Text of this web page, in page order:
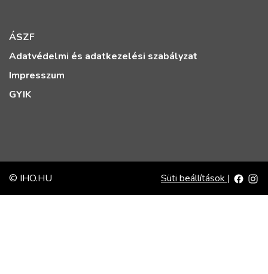
ÁSZF
Adatvédelmi és adatkezelési szabályzat
Impresszum
GYIK
© IHO.HU Süti beállítások |